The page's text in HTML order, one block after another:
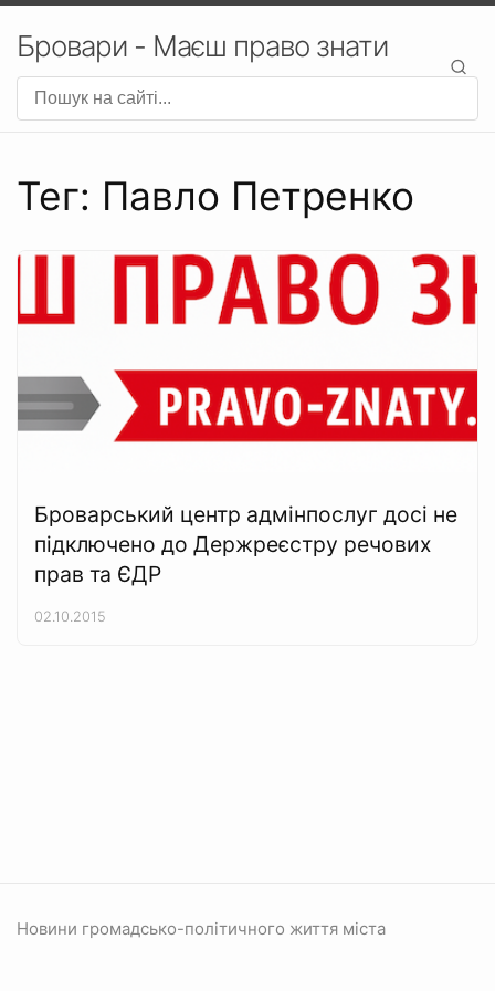
Бровари - Маєш право знати
Тег: Павло Петренко
Броварський центр адмінпослуг досі не
підключено до Держреєстру речових
прав та ЄДР
02.10.2015
Новини громадсько-політичного життя міста